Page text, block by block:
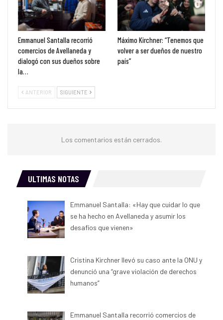
Emmanuel Santalla recorrió
comercios de Avellaneda y
dialogó con sus dueños sobre
la…
Máximo Kirchner: “Tenemos que
volver a ser dueños de nuestro
país”
ANTERIOR SIGUIENTE
Los comentarios están cerrados.
ULTIMAS NOTAS
Emmanuel Santalla: «Hay que cuidar lo que
se ha hecho en Avellaneda y asumir los
desafíos que vienen»
Cristina Kirchner llevó su caso ante la ONU y
denunció una “grave violación de derechos
humanos”
Emmanuel Santalla recorrió comercios de